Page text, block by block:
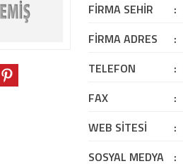
FİRMA SEHİR :
FİRMA ADRES :
TELEFON :
FAX :
WEB SİTESİ :
SOSYAL MEDYA :